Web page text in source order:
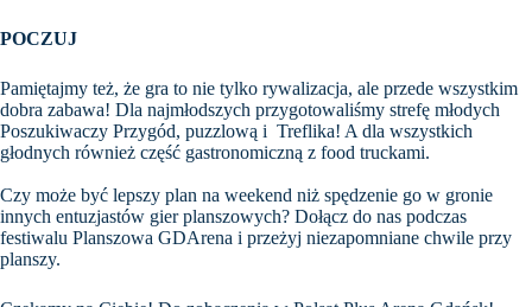
POCZUJ
Pamiętajmy też, że gra to nie tylko rywalizacja, ale przede wszystkim
dobra zabawa! Dla najmłodszych przygotowaliśmy strefę młodych
Poszukiwaczy Przygód, puzzlową i Treflika! A dla wszystkich
głodnych również część gastronomiczną z food truckami.
Czy może być lepszy plan na weekend niż spędzenie go w gronie
innych entuzjastów gier planszowych? Dołącz do nas podczas
festiwalu Planszowa GDArena i przeżyj niezapomniane chwile przy
planszy.